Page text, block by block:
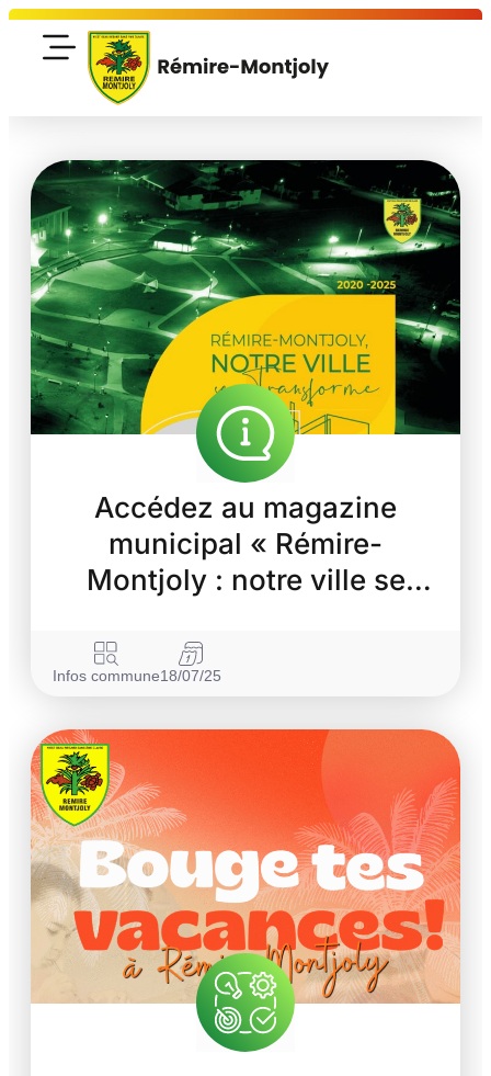
Accédez au magazine
municipal « Rémire-
Montjoly : notre ville se
Infos commune18/07/25